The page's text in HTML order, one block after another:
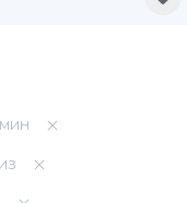
МИН